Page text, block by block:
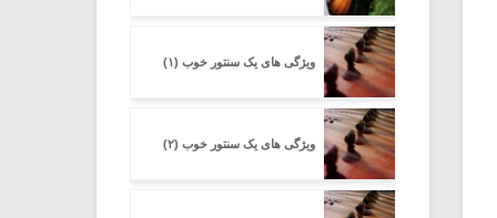
ویژگی های یک سنتور خوب (۱)
ویژگی های یک سنتور خوب (۲)